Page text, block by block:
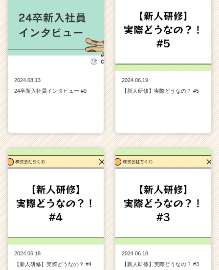
2024.08.13
24卒新入社員インタビュー #0
2024.06.19
【新人研修】実際どうなの？ #5
2024.06.18
【新人研修】実際どうなの？ #4
2024.06.18
【新人研修】実際どうなの？ #3